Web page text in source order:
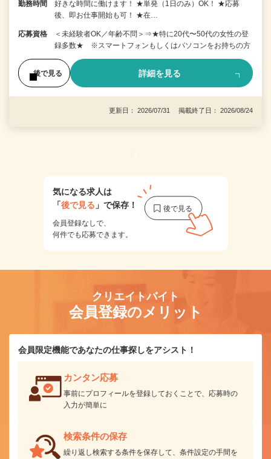
勤務時間
好きな時間に働けます！ ★単発（1日のみ）OK！ ★応募
後、即お仕事開始も可！ ★在…
応募資格
＜未経験者OK／年齢不問＞⇒★特に20代〜50代の女性の登
録多数★ ※スマートフォンもしくはパソコンをお持ちの方
後で見る 詳細を見る
更新日： 2026/07/31 掲載終了日： 2026/08/24
1
気になる求人は
「後で見る 」で保存！
会員登録なしで、
何件でも応募できます。
クリエイトバイト
会員登録のメリット
会員限定機能であなたの仕事探しをアシスト！
カンタン応募
事前にプロフィールを登録しておくことで、応募時の
入力が簡単に
検索条件の保存
繰り返し検索する条件を保存して、条件設定の手間を